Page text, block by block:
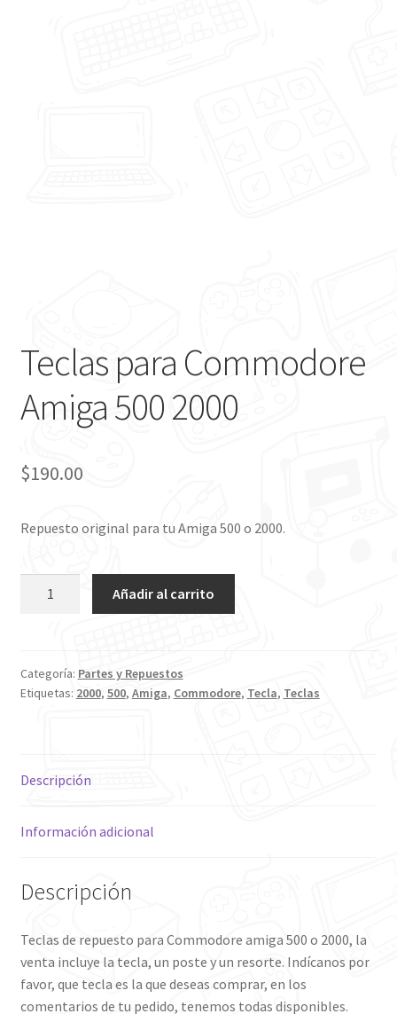
Teclas para Commodore
Amiga 500 2000
$190.00
Repuesto original para tu Amiga 500 o 2000.
500
2000
Añadir al carrito
Categoría: Partes y Repuestos
Etiquetas: 2000, 500, Amiga, Commodore, Tecla, Teclas
Descripción
Información adicional
Descripción
Teclas de repuesto para Commodore amiga 500 o 2000, la
venta incluye la tecla, un poste y un resorte. Indícanos por
favor, que tecla es la que deseas comprar, en los
comentarios de tu pedido, tenemos todas disponibles.